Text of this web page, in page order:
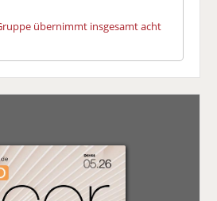
übernimmt insgesamt acht